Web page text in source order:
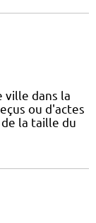
ville dans la
ou d'actes
la taille du